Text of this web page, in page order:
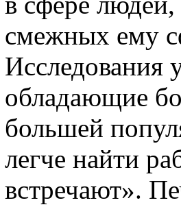
смежных ему
Исследования
обладающие
большей
легче найти
встречают».